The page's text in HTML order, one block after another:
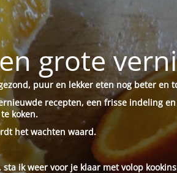
grote
puur en lekker eten nog beter en
recepten, een frisse indeling
koken.
het wachten waard.
ik weer voor je klaar met volop